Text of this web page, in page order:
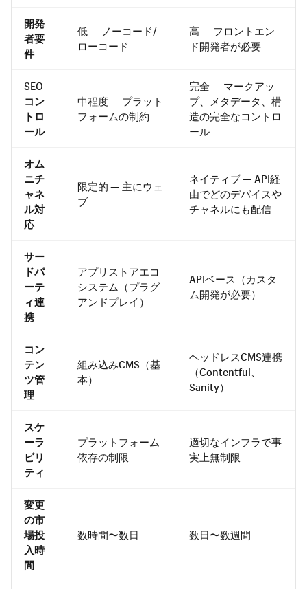
開発
者要
件
低 — ノーコード/
ローコード
高 — フロントエン
ド開発者が必要
SEO
コン
トロ
ール
中程度 — プラット
フォームの制約
完全 — マークアッ
プ、メタデータ、構
造の完全なコントロ
ール
オム
ニチ
ャネ
ル対
応
限定的 — 主にウェ
ブ
ネイティブ — API経
由でどのデバイスや
チャネルにも配信
サー
ドパ
ーテ
ィ連
携
アプリストアエコ
システム（プラグ
アンドプレイ）
APIベース（カスタ
ム開発が必要）
コン
テン
ツ管
理
組み込みCMS（基
本）
ヘッドレスCMS連携
（Contentful、
Sanity）
スケ
ーラ
ビリ
ティ
プラットフォーム
依存の制限
適切なインフラで事
実上無制限
変更
の市
場投
入時
間
数時間〜数日 数日〜数週間